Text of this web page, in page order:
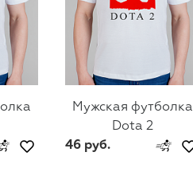
Мужская футболка
Dota 2
46 руб.